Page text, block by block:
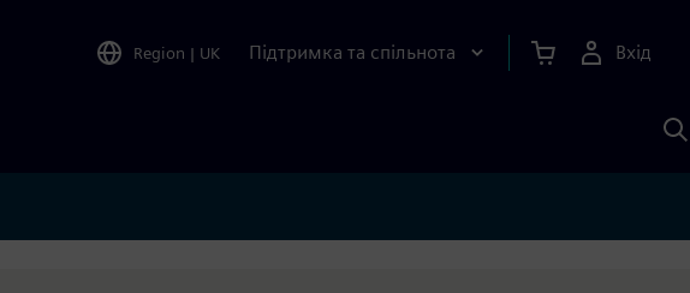
Region | UK Підтримка та спільнота Вхід